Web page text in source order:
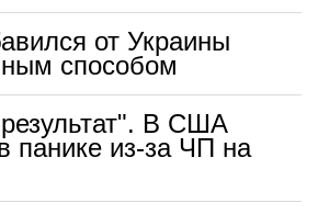
от Украины
способом
В США
панике из-за ЧП на